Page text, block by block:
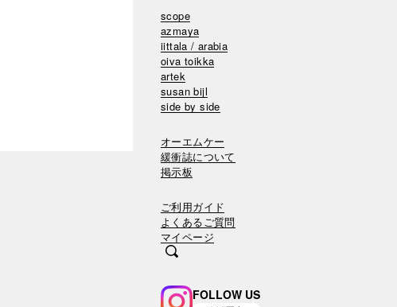
scope
azmaya
iittala / arabia
oiva toikka
artek
susan bijl
side by side
オーエムケー
緩衝誌について
掲示板
ご利用ガイド
よくあるご質問
マイページ
FOLLOW US